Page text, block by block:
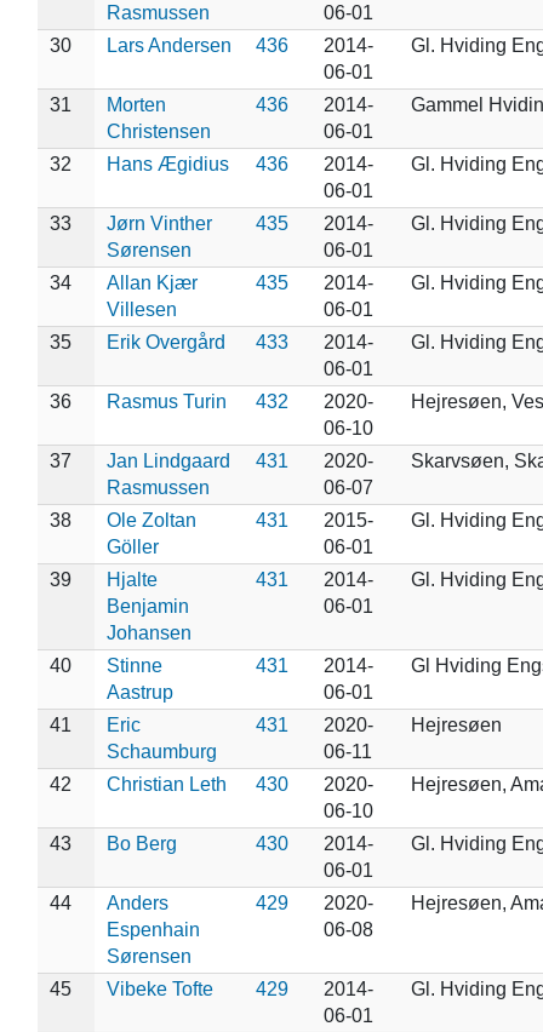
Rasmussen
06-01
30 Lars Andersen 436
2014-
06-01
Gl. Hviding
31
Morten
Christensen
436
2014-
06-01
Gammel
32 Hans Ægidius 436
2014-
06-01
Gl. Hviding
33
Jørn Vinther
Sørensen
435
2014-
06-01
Gl. Hviding
34
Allan Kjær
Villesen
435
2014-
06-01
Gl. Hviding
35 Erik Overgård 433
2014-
06-01
Gl. Hviding
36 Rasmus Turin 432
2020-
06-10
Hejresøen,
37
Jan Lindgaard
Rasmussen
431
2020-
06-07
Skarvsøen,
38
Ole Zoltan
Göller
431
2015-
06-01
Gl. Hviding
39
Hjalte
Benjamin
Johansen
431
2014-
06-01
Gl. Hviding
40
Stinne
Aastrup
431
2014-
06-01
Gl Hviding
41
Eric
Schaumburg
431
2020-
06-11
Hejresøen
42 Christian Leth 430
2020-
06-10
Hejresøen,
43 Bo Berg 430
2014-
06-01
Gl. Hviding
44
Anders
Espenhain
Sørensen
429
2020-
06-08
Hejresøen,
45 Vibeke Tofte 429
2014-
06-01
Gl. Hviding